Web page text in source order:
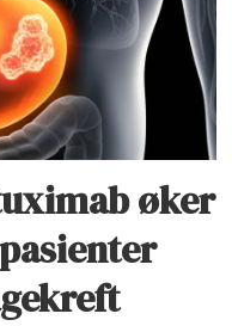
øker